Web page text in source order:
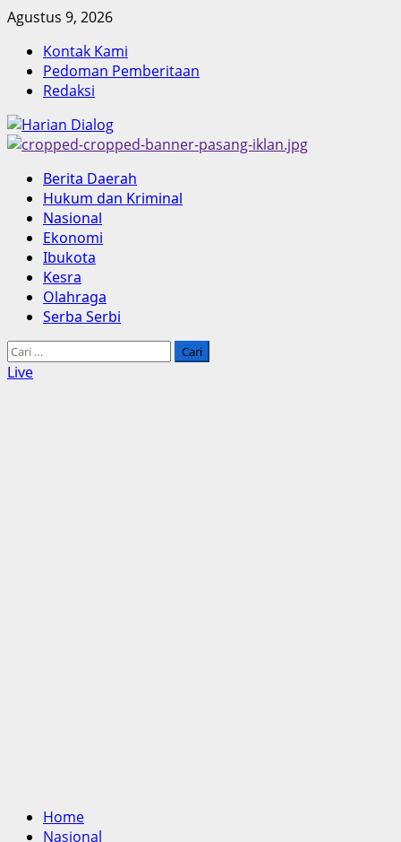
Skip
content
Agustus 9, 2026
Kontak Kami
Pedoman Pemberitaan
Redaksi
Primary
Menu
Berita Daerah
Hukum dan Kriminal
Nasional
Ekonomi
Ibukota
Kesra
Olahraga
Serba Serbi
Cari
untuk:
Live
Home
Nasional